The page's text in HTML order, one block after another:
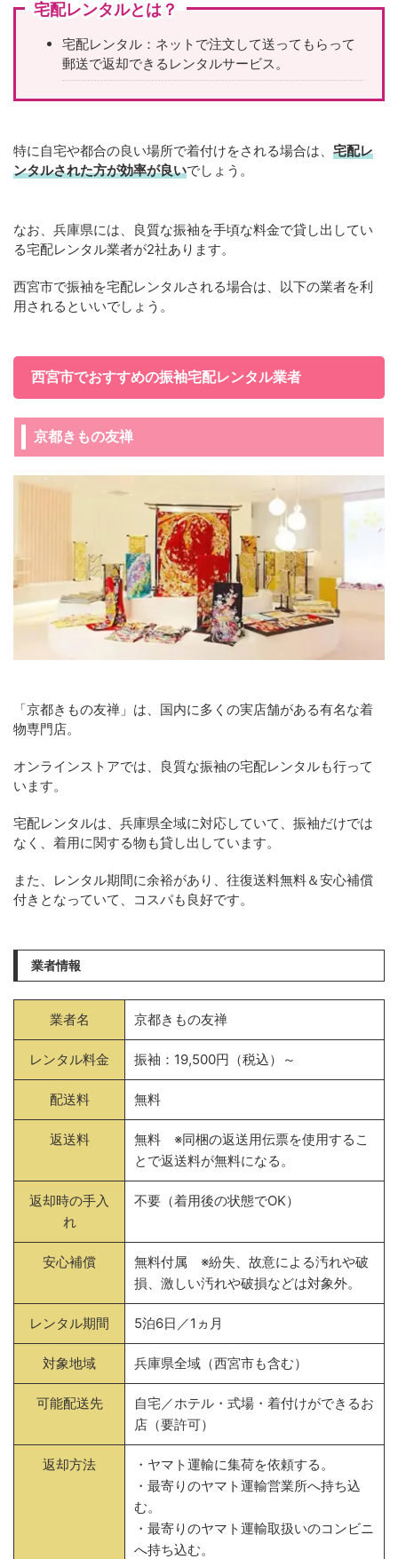
宅配レンタルとは？
宅配レンタル：ネットで注文して送ってもらって
郵送で返却できるレンタルサービス。
特に自宅や都合の良い場所で着付けをされる場合は、 宅配レ
ンタルされた方が効率が良いでしょう。
なお、兵庫県には、良質な振袖を手頃な料金で貸し出してい
る宅配レンタル業者が2社あります。
西宮市で振袖を宅配レンタルされる場合は、以下の業者を利
用されるといいでしょう。
西宮市でおすすめの振袖宅配レンタル業者
京都きもの友禅
「京都きもの友禅」は、国内に多くの実店舗がある有名な着
物専門店。
オンラインストアでは、良質な振袖の宅配レンタルも行って
います。
宅配レンタルは、兵庫県全域に対応していて、振袖だけでは
なく、着用に関する物も貸し出しています。
また、レンタル期間に余裕があり、往復送料無料＆安心補償
付きとなっていて、コスパも良好です。
業者情報
業者名 京都きもの友禅
レンタル料金 振袖：19,500円（税込）～
配送料 無料
返送料
無料 ※同梱の返送用伝票を使用するこ
とで返送料が無料になる。
返却時の手入
れ
不要（着用後の状態でOK）
安心補償
無料付属 ※紛失、故意による汚れや破
損、激しい汚れや破損などは対象外。
レンタル期間 5泊6日／1ヵ月
対象地域 兵庫県全域（西宮市も含む）
可能配送先
自宅／ホテル・式場・着付けができるお
店（要許可）
返却方法
・ヤマト運輸に集荷を依頼する。
・最寄りのヤマト運輸営業所へ持ち込
む。
・最寄りのヤマト運輸取扱いのコンビニ
へ持ち込む。